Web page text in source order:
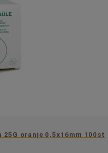
oranje 0,5x16mm 100st